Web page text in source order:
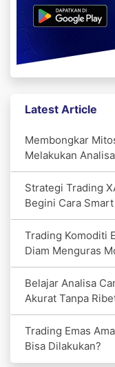
Latest Article
Membongkar
Melakukan
Strategi Trading
Begini Cara
Trading Komoditi
Diam Menguras
Belajar Analisa
Akurat Tanpa
Trading Emas
Bisa Dilakukan?